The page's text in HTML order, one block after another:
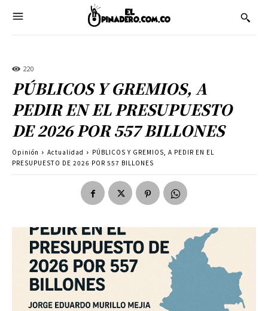
220
PÚBLICOS Y GREMIOS, A
PEDIR EN EL PRESUPUESTO
DE 2026 POR 557 BILLONES
Opinión Actualidad
PÚBLICOS Y GREMIOS, A PEDIR EN EL
PRESUPUESTO DE 2026 POR 557 BILLONES